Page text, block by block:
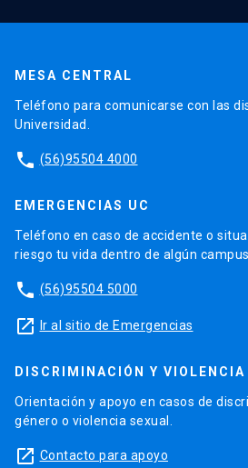
MESA CENTRAL
Teléfono para comunicarse con las
Universidad.
phone (56)95504 4000
EMERGENCIAS UC
Teléfono en caso de accidente o
riesgo tu vida dentro de algún campus.
phone (56)95504 5000
launch Ir al sitio de Emergencias
DISCRIMINACIÓN Y VIOLENCIA
Orientación y apoyo en casos de
género o violencia sexual.
launch Contacto para apoyo